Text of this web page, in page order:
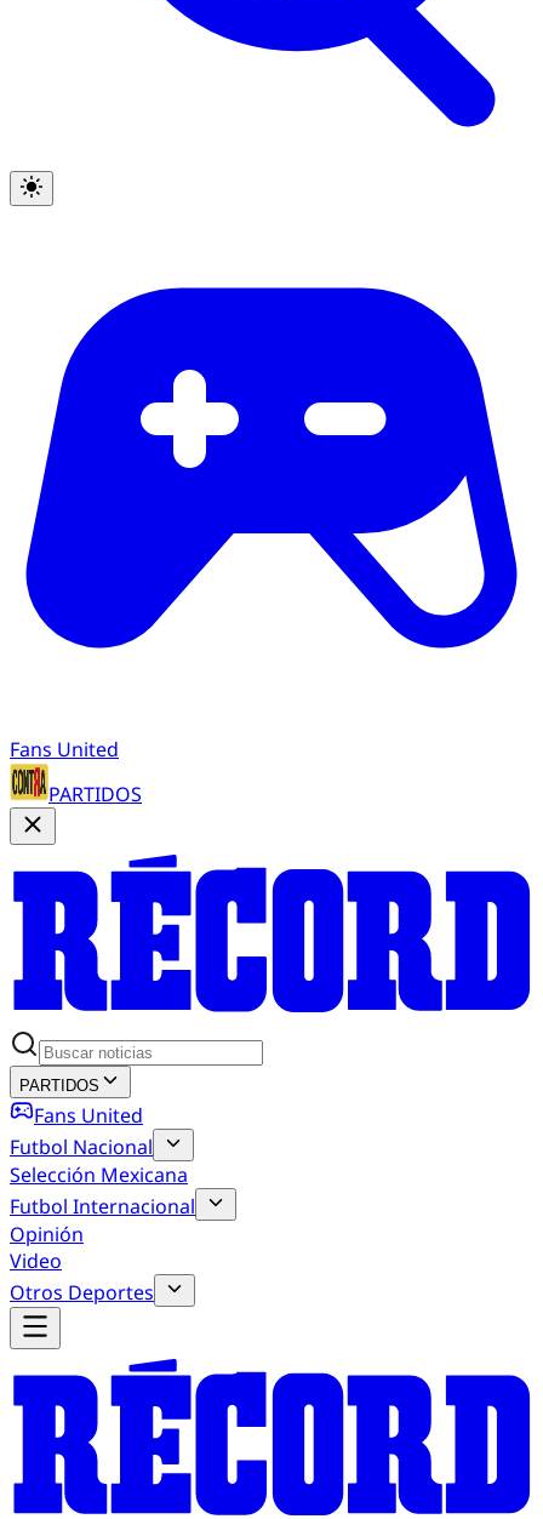
Fans United
PARTIDOS
PARTIDOS
Fans United
Futbol Nacional
Selección Mexicana
Futbol Internacional
Opinión
Video
Otros Deportes